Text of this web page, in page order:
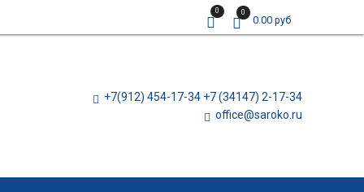
0 0
0.00 руб
+7(912) 454-17-34 +7 (34147) 2-17-34
office@saroko.ru